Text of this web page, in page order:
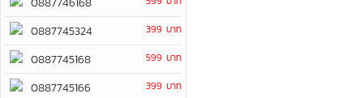
0887745324 399 บาท
0887745168 599 บาท
0887745166 399 บาท